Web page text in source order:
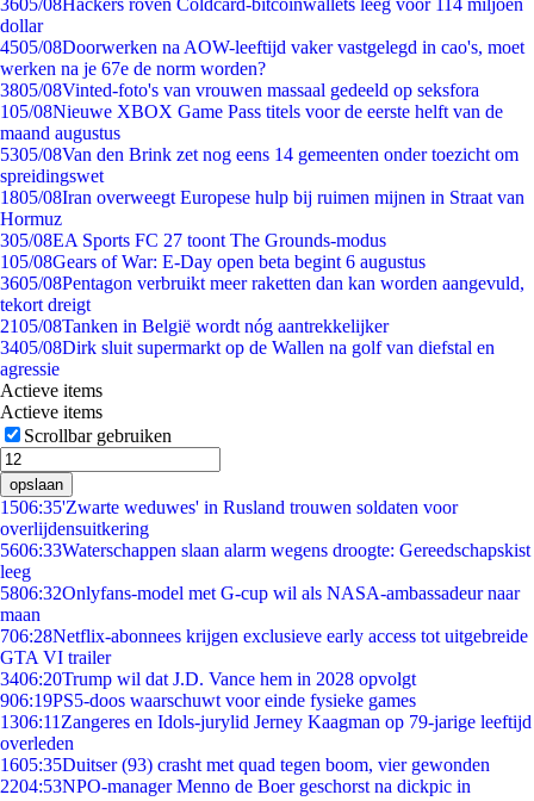
3605/08Hackers roven Coldcard-bitcoinwallets leeg voor 114 miljoen
dollar
4505/08Doorwerken na AOW-leeftijd vaker vastgelegd in cao's, moet
werken na je 67e de norm worden?
3805/08Vinted-foto's van vrouwen massaal gedeeld op seksfora
105/08Nieuwe XBOX Game Pass titels voor de eerste helft van de
maand augustus
5305/08Van den Brink zet nog eens 14 gemeenten onder toezicht om
spreidingswet
1805/08Iran overweegt Europese hulp bij ruimen mijnen in Straat van
Hormuz
305/08EA Sports FC 27 toont The Grounds-modus
105/08Gears of War: E-Day open beta begint 6 augustus
3605/08Pentagon verbruikt meer raketten dan kan worden aangevuld,
tekort dreigt
2105/08Tanken in België wordt nóg aantrekkelijker
3405/08Dirk sluit supermarkt op de Wallen na golf van diefstal en
agressie
Actieve items
Actieve items
Scrollbar gebruiken
opslaan
1506:35'Zwarte weduwes' in Rusland trouwen soldaten voor
overlijdensuitkering
5606:33Waterschappen slaan alarm wegens droogte: Gereedschapskist
leeg
5806:32Onlyfans-model met G-cup wil als NASA-ambassadeur naar
maan
706:28Netflix-abonnees krijgen exclusieve early access tot uitgebreide
GTA VI trailer
3406:20Trump wil dat J.D. Vance hem in 2028 opvolgt
906:19PS5-doos waarschuwt voor einde fysieke games
1306:11 Zangeres en Idols-jurylid Jerney Kaagman op 79-jarige leeftijd
overleden
1605:35Duitser (93) crasht met quad tegen boom, vier gewonden
2204:53NPO-manager Menno de Boer geschorst na dickpic in